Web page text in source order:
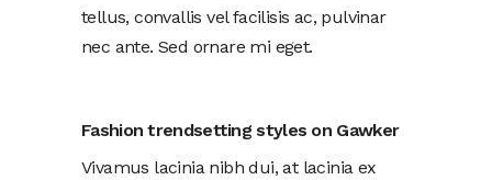
tellus, convallis vel facilisis ac, pulvinar
nec ante. Sed ornare mi eget.
Fashion trendsetting styles on Gawker
Vivamus lacinia nibh dui, at lacinia ex